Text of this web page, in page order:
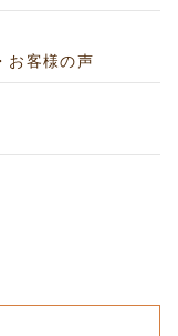
お客様の声